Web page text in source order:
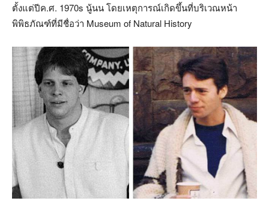
ตั้งแต่ปีค.ศ. 1970s นู้นน โดยเหตุการณ์เกิดขึ้นที่บริเวณหน้า
พิพิธภัณฑ์ที่มีชื่อว่า Museum of Natural History